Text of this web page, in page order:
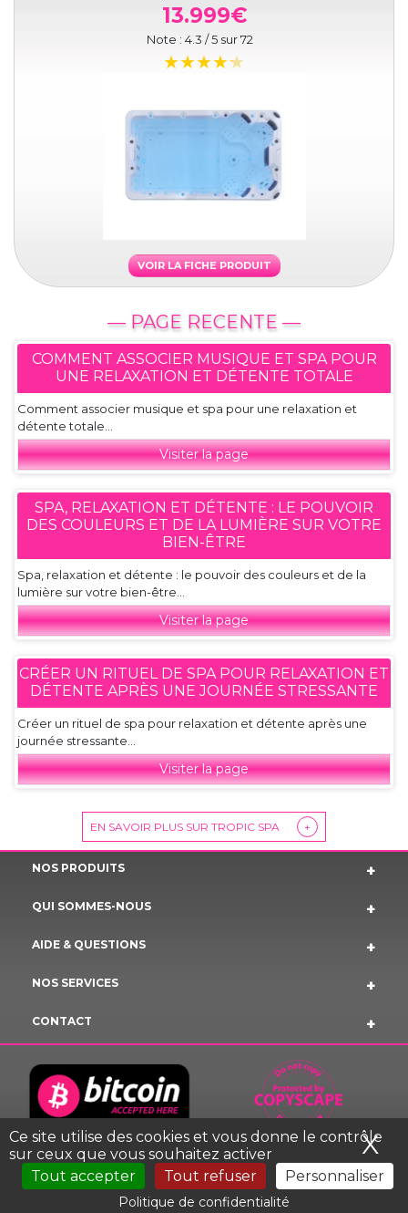
Ce site utilise des cookies et vous donne le contrôle
sur ceux que vous souhaitez activer
Tout accepter
Tout refuser Personnaliser
Politique de confidentialité
X
13.999€
Note : 4.3 / 5 sur72
VOIR LA FICHE PRODUIT
— PAGE RECENTE —
COMMENT ASSOCIER MUSIQUE ET SPA POUR
UNE RELAXATION ET DÉTENTE TOTALE
Comment associer musique et spa pour une relaxation et
détente totale...
Visiter la page
SPA, RELAXATION ET DÉTENTE : LE POUVOIR
DES COULEURS ET DE LA LUMIÈRE SUR VOTRE
BIEN-ÊTRE
Spa, relaxation et détente : le pouvoir des couleurs et de la
lumière sur votre bien-être...
Visiter la page
CRÉER UN RITUEL DE SPA POUR RELAXATION ET
DÉTENTE APRÈS UNE JOURNÉE STRESSANTE
Créer un rituel de spa pour relaxation et détente après une
journée stressante...
Visiter la page
EN SAVOIR PLUS SUR TROPIC SPA +
NOS PRODUITS
QUI SOMMES-NOUS
AIDE & QUESTIONS
NOS SERVICES
CONTACT
MENTIONS LEGALES TROPIC SPA © 2023 COPYRIGHT